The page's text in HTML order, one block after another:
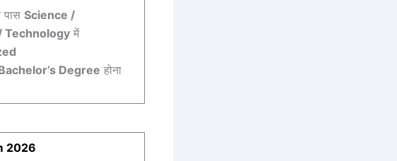
Science /
Technology में
Degree होना
2026